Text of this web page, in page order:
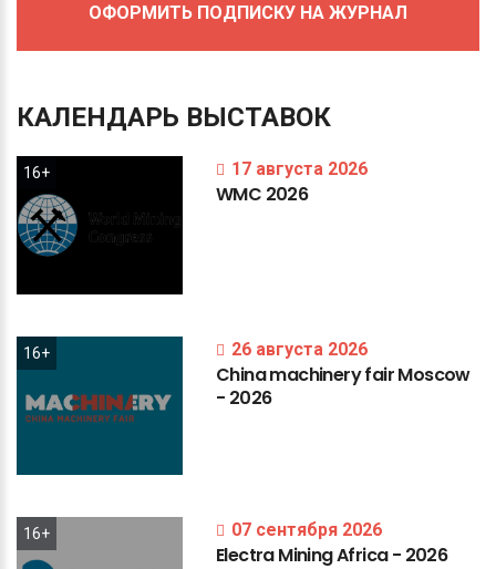
ОФОРМИТЬ ПОДПИСКУ НА ЖУРНАЛ
КАЛЕНДАРЬ ВЫСТАВОК
16+ 17 августа 2026
WMC 2026
16+ 26 августа 2026
ChinamachineryfairMoscow
- 2026
16+ 07 сентября 2026
ElectraMiningAfrica- 2026